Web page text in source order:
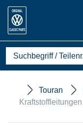
Touran
Kraftstoffleitungen